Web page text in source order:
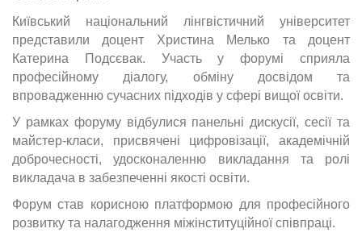
Київський національний лінгвістичний університет
представили доцент Христина Мелько та доцент
Катерина Подсєвак. Участь у форумі сприяла
професійному діалогу, обміну досвідом та
впровадженню сучасних підходів у сфері вищої освіти.
У рамках форуму відбулися панельні дискусії, сесії та
майстер-класи, присвячені цифровізації, академічній
доброчесності, удосконаленню викладання та ролі
викладача в забезпеченні якості освіти.
Форум став корисною платформою для професійного
розвитку та налагодження міжінституційної співпраці.